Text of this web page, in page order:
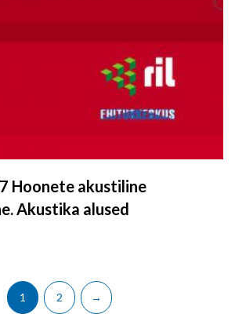
Hoonete akustiline
Akustika alused
1 2 →